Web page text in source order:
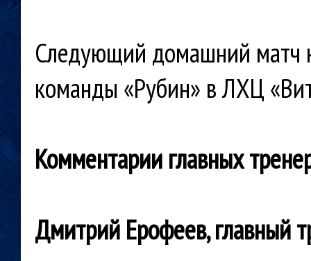
Следующий домашний матч
команды «Рубин» в ЛХЦ
Комментарии главных
Дмитрий Ерофеев, главный